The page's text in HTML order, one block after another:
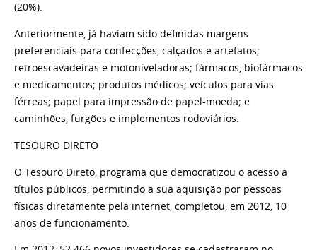
(20%).
Anteriormente, já haviam sido definidas margens
preferenciais para confecções, calçados e artefatos;
retroescavadeiras e motoniveladoras; fármacos, biofármacos
e medicamentos; produtos médicos; veículos para vias
férreas; papel para impressão de papel-moeda; e
caminhões, furgões e implementos rodoviários.
TESOURO DIRETO
O Tesouro Direto, programa que democratizou o acesso a
títulos públicos, permitindo a sua aquisição por pessoas
físicas diretamente pela internet, completou, em 2012, 10
anos de funcionamento.